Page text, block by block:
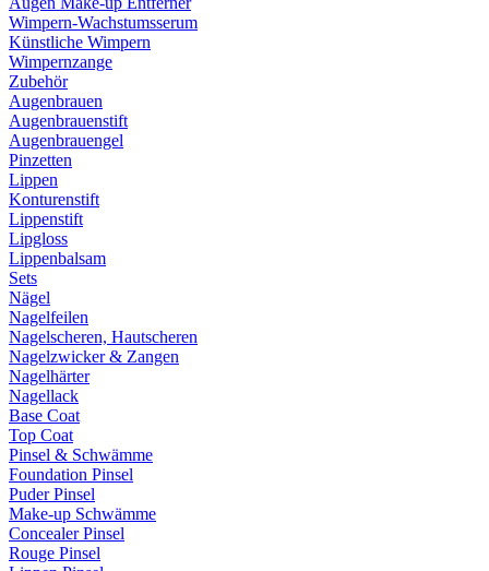
Wimpern-Wachstumsserum
Künstliche Wimpern
Wimpernzange
Zubehör
Augenbrauen
Augenbrauenstift
Augenbrauengel
Pinzetten
Lippen
Konturenstift
Lippenstift
Lipgloss
Lippenbalsam
Sets
Nägel
Nagelfeilen
Nagelscheren, Hautscheren
Nagelzwicker & Zangen
Nagelhärter
Nagellack
Base Coat
Top Coat
Pinsel & Schwämme
Foundation Pinsel
Puder Pinsel
Make-up Schwämme
Concealer Pinsel
Rouge Pinsel